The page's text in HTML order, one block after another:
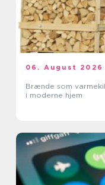
06. August 2026
Brænde som
i moderne hjem